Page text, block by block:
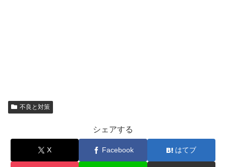
不良と対策
シェアする
X Facebook はてブ